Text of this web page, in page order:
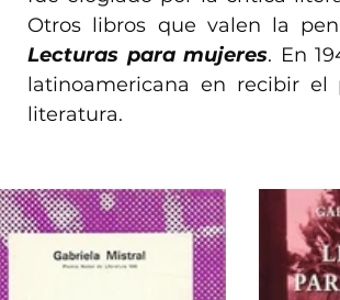
Otros libros que valen la
Lecturas para mujeres. En
latinoamericana en recibir el
literatura.